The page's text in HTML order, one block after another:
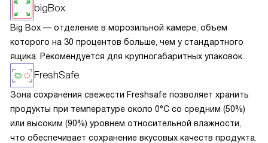
bigBox
Big Box — отделение в морозильной камере, объем
которого на 30 процентов больше, чем у стандартного
ящика. Рекомендуется для крупногабаритных упаковок.
FreshSafe
Зона сохранения свежести Freshsafe позволяет хранить
продукты при температуре около 0°C со средним (50%)
или высоким (90%) уровнем относительной влажности,
что обеспечивает сохранение вкусовых качеств продукта.